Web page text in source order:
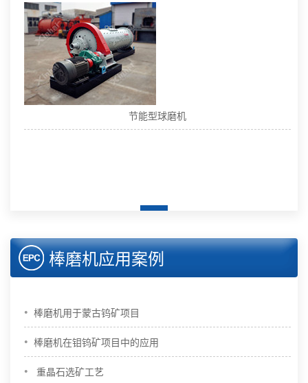
节能型球磨机
棒磨机应用案例
• 棒磨机用于蒙古钨矿项目
• 棒磨机在钼钨矿项目中的应用
• 重晶石选矿工艺